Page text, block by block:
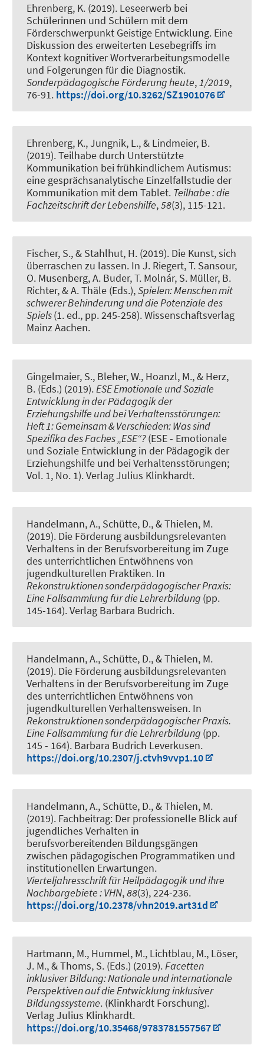
Ehrenberg, K. (2019). Leseerwerb bei
Schülerinnen und Schülern mit dem
Förderschwerpunkt Geistige Entwicklung. Eine
Diskussion des erweiterten Lesebegriffs im
Kontext kognitiver Wortverarbeitungsmodelle
und Folgerungen für die Diagnostik.
Sonderpädagogische Förderung heute,1/2019,
76-91. https://doi.org/10.3262/SZ1901076
Ehrenberg, K., Jungnik, L., & Lindmeier, B.
(2019).Teilhabe durch Unterstützte
Kommunikation bei frühkindlichem Autismus:
eine gesprächsanalytische Einzelfallstudie der
Kommunikation mit dem Tablet. Teilhabe : die
Fachzeitschrift der Lebenshilfe,58(3), 115-121.
Fischer, S., & Stahlhut, H. (2019). Die Kunst, sich
überraschen zu lassen. In J. Riegert, T. Sansour,
O. Musenberg, A. Buder, T. Molnár, S. Müller, B.
Richter, & A. Thäle (Eds.),Spielen: Menschen mit
schwerer Behinderung und die Potenziale des
Spiels(1. ed., pp. 245-258). Wissenschaftsverlag
Mainz Aachen.
Gingelmaier, S., Bleher, W., Hoanzl, M., & Herz,
B. (Eds.) (2019). ESE Emotionale und Soziale
Entwicklung in der Pädagogik der
Erziehungshilfe und bei Verhaltensstörungen:
Heft 1: Gemeinsam & Verschieden: Was sind
Spezifika des Faches „ESE“?(ESE - Emotionale
und Soziale Entwicklung in der Pädagogik der
Erziehungshilfe und bei Verhaltensstörungen;
Vol. 1, No. 1). Verlag Julius Klinkhardt.
Handelmann, A., Schütte, D., & Thielen, M.
(2019). Die Förderung ausbildungsrelevanten
Verhaltens in der Berufsvorbereitung im Zuge
des unterrichtlichen Entwöhnens von
jugendkulturellen Praktiken. In
Rekonstruktionen sonderpädagogischer Praxis:
Eine Fallsammlung für die Lehrerbildung (pp.
145-164). Verlag Barbara Budrich.
Handelmann, A., Schütte, D., & Thielen, M.
(2019). Die Förderung ausbildungsrelevanten
Verhaltens in der Berufsvorbereitung im Zuge
des unterrichtlichen Entwöhnens von
jugendkulturellen Verhaltensweisen. In
Rekonstruktionen sonderpädagogischer Praxis.
Eine Fallsammlung für die Lehrerbildung (pp.
145 - 164). Barbara Budrich Leverkusen.
https://doi.org/10.2307/j.ctvh9vvp1.10
Handelmann, A., Schütte, D., & Thielen, M.
(2019). Fachbeitrag: Der professionelle Blick auf
jugendliches Verhalten in
berufsvorbereitenden Bildungsgängen
zwischen pädagogischen Programmatiken und
institutionellen Erwartungen.
Vierteljahresschrift für Heilpädagogik und ihre
Nachbargebiete : VHN,88(3), 224-236.
https://doi.org/10.2378/vhn2019.art31d
Hartmann, M., Hummel, M., Lichtblau, M., Löser,
J. M., & Thoms, S. (Eds.) (2019).Facetten
inklusiver Bildung: Nationale und internationale
Perspektiven auf die Entwicklung inklusiver
Bildungssysteme. (Klinkhardt Forschung).
Verlag Julius Klinkhardt.
https://doi.org/10.35468/9783781557567